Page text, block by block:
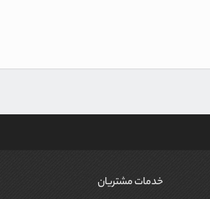
خدمات مشتریان